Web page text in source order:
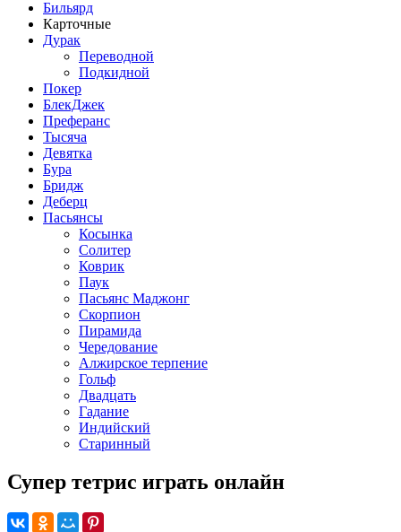
Бильярд
Карточные
Дурак
Переводной
Подкидной
Покер
БлекДжек
Преферанс
Тысяча
Девятка
Бура
Бридж
Деберц
Пасьянсы
Косынка
Солитер
Коврик
Паук
Пасьянс Маджонг
Скорпион
Пирамида
Чередование
Алжирское терпение
Гольф
Двадцать
Гадание
Индийский
Старинный
Супер тетрис играть онлайн